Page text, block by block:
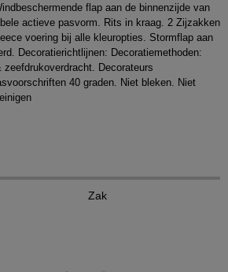
flap aan de binnenzijde van
actieve pasvorm. Rits in kraag. 2 Zijzakken
voering bij alle kleuropties. Stormflap aan
Decoratierichtlijnen: Decoratiemethoden:
zeefdrukoverdracht. Decorateurs
40 graden. Niet bleken. Niet
Zak